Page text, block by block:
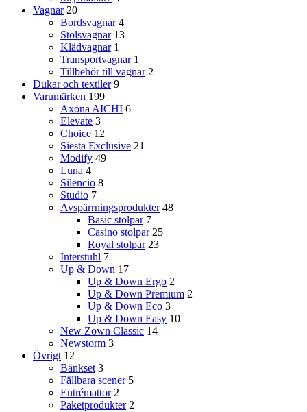
Vagnar 20
Bordsvagnar 4
Stolsvagnar 13
Klädvagnar 1
Transportvagnar 1
Tillbehör till vagnar 2
Dukar och textiler 9
Varumärken 199
Axona AICHI 6
Elevate 3
Choice 12
Siesta Exclusive 21
Modify 49
Luna 4
Silencio 8
Studio 7
Avspärrningsprodukter 48
Basic stolpar 7
Casino stolpar 25
Royal stolpar 23
Interstuhl 7
Up & Down 17
Up & Down Ergo 2
Up & Down Premium 2
Up & Down Eco 3
Up & Down Easy 10
New Zown Classic 14
Newstorm 3
Övrigt 12
Bänkset 3
Fällbara scener 5
Entrémattor 2
Paketprodukter 2